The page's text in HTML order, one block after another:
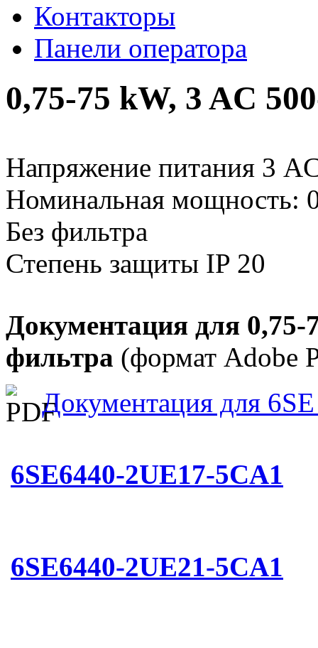
Контакторы
Панели оператора
0,75-75 kW, 3 AC
Напряжение питания 3
Номинальная мощность:
Без фильтра
Степень защиты IP 20
Документация для 0,75-
фильтра (формат Adobe
Документация для
6SE6440-2UE17-5CA1
6SE6440-2UE21-5CA1